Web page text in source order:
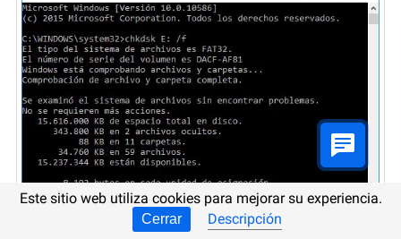
Este sitio web utiliza cookies para mejorar su experiencia.
Cerrar Descripción